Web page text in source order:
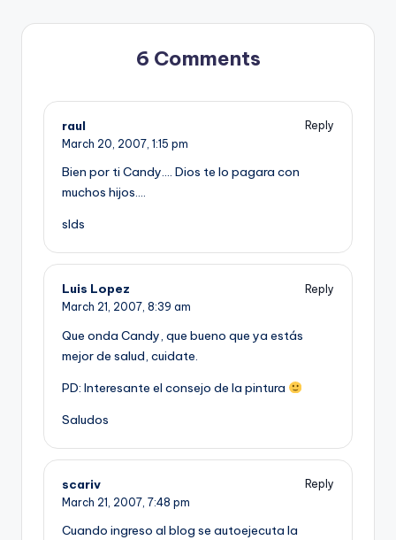
6 Comments
raul
Reply
March 20, 2007, 1:15 pm
Bien por ti Candy…. Dios te lo pagara con
muchos hijos….
slds
Luis Lopez
Reply
March 21, 2007, 8:39 am
Que onda Candy, que bueno que ya estás
mejor de salud, cuidate.
PD: Interesante el consejo de la pintura
Saludos
scariv
Reply
March 21, 2007, 7:48 pm
Cuando ingreso al blog se autoejecuta la